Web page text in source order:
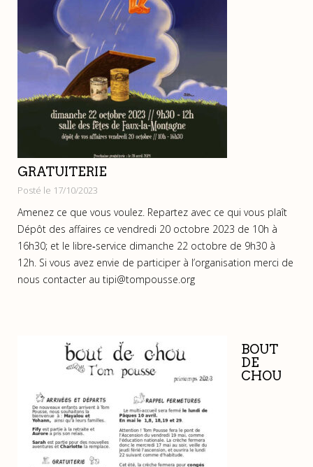
GRATUITERIE
Posté le 17/10/2023
Amenez ce que vous voulez. Repartez avec ce qui vous plaît
Dépôt des affaires ce vendredi 20 octobre 2023 de 10h à
16h30; et le libre‐service dimanche 22 octobre de 9h30 à
12h. Si vous avez envie de participer à l’organisation merci de
nous contacter au tipi@tompousse.org
BOUT
DE
CHOU